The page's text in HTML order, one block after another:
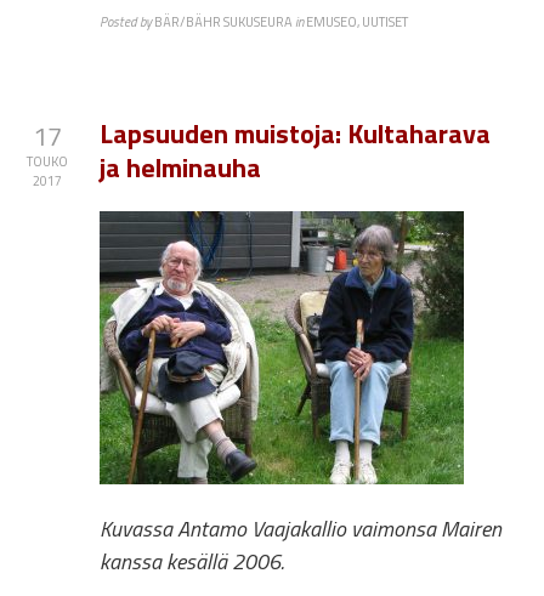
Posted byBÄR/BÄHR SUKUSEURA inEMUSEO, UUTISET
17
TOUKO
2017
Lapsuuden muistoja: Kultaharava
ja helminauha
Kuvassa Antamo Vaajakallio vaimonsa Mairen
kanssa kesällä 2006.